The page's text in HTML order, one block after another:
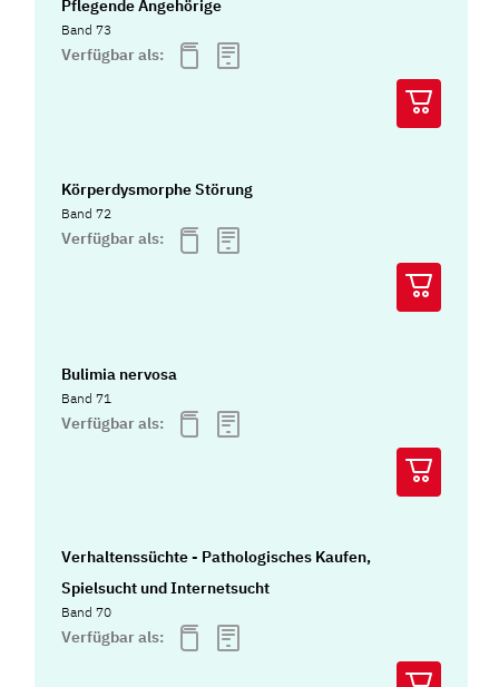
Pflegende Angehörige
Band 73
Verfügbar als:
Körperdysmorphe Störung
Band 72
Verfügbar als:
Bulimia nervosa
Band 71
Verfügbar als:
Verhaltenssüchte - Pathologisches Kaufen,
Spielsucht und Internetsucht
Band 70
Verfügbar als: